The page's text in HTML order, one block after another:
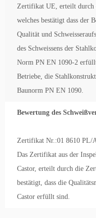
Zertifikat UE, erteilt
welches bestätigt dass der
Qualität und
des Schweissens der
Norm PN EN 1090-2
Betriebe, die
Baunorm PN EN 1090.
Bewertung des
Zertifikat Nr.:01 8610 PL/
Das Zertifikat aus der
Castor, erteilt durch die
bestätigt, dass die
Castor erfüllt sind.